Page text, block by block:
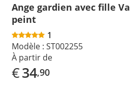
Ange gardien avec fille
peint
1
Modèle : ST002255
À partir de
€34,90